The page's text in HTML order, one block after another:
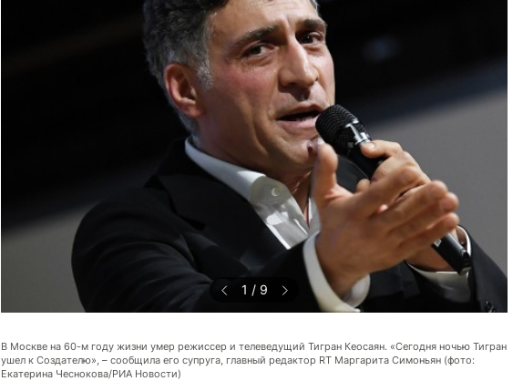
В Москве на 60-м году жизни умер режиссер и телеведущий Тигран Кеосаян. «Сегодня ночью Тигран
ушел к Создателю», – сообщила его супруга, главный редактор RT Маргарита Симоньян (фото:
Екатерина Чеснокова/РИА Новости)
1 / 9